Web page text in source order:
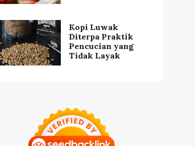
Karier
Kecil agar Terlihat
Lebih Luas dan
Kopi Luwak
Diterpa Praktik
Pencucian yang
Tidak Layak